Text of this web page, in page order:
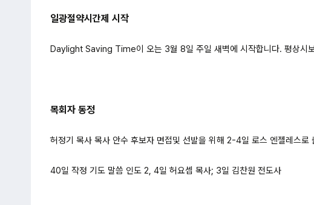
일광절약시간제 시작
Daylight Saving Time이 오는 3월 8일 주일 새벽에 시작합니다. 평상시
목회자 동정
허정기 목사 목사 안수 후보자 면접및 선발을 위해 2-4일 로스 엔젤레스로
40일 작정 기도 말씀 인도 2, 4일 허요셉 목사; 3일 김찬원 전도사